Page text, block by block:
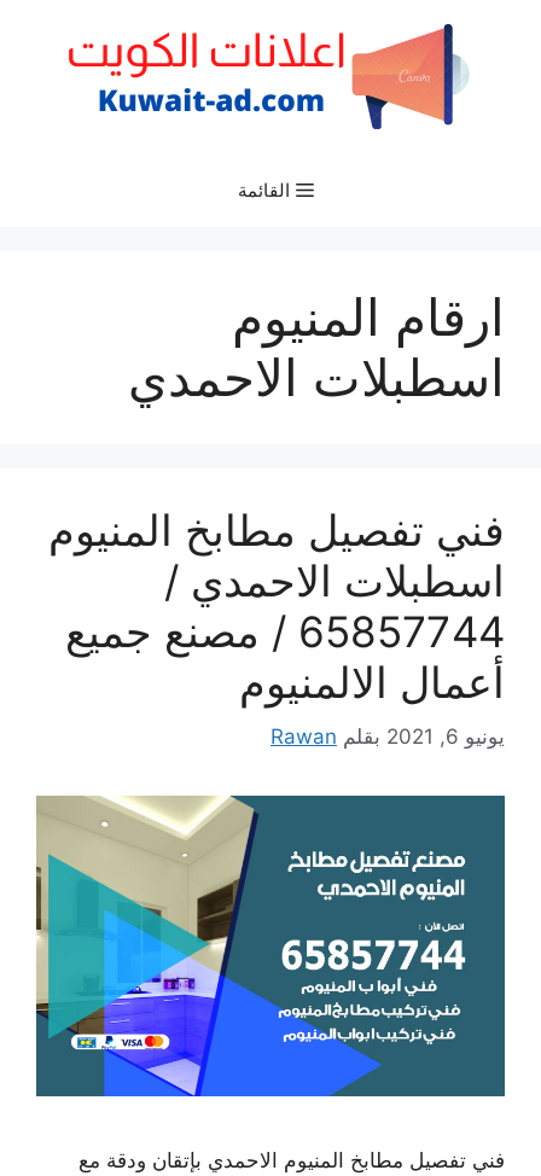
القائمة
ارقام المنيوم
اسطبلات الاحمدي
فني تفصيل مطابخ المنيوم
اسطبلات الاحمدي /
65857744 / مصنع جميع
أعمال الالمنيوم
يونيو 6, 2021 بقلم Rawan
فني تفصيل مطابخ المنيوم الاحمدي بإتقان ودقة مع